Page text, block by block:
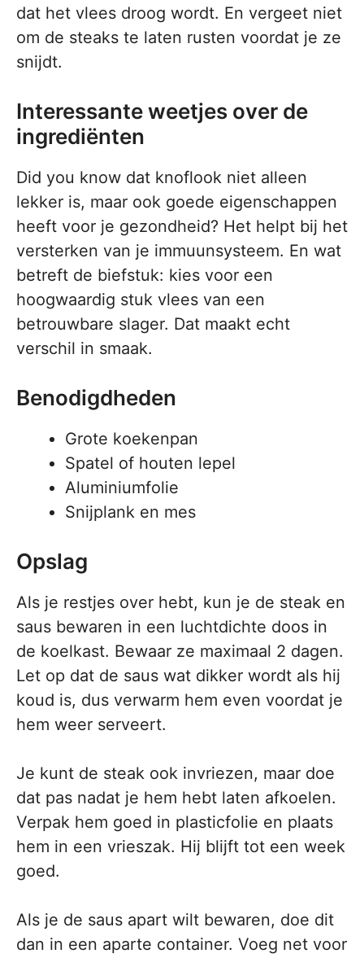
dat het vlees droog wordt. En vergeet niet
om de steaks te laten rusten voordat je ze
snijdt.
Interessante weetjes over de
ingrediënten
Did you know dat knoflook niet alleen
lekker is, maar ook goede eigenschappen
heeft voor je gezondheid? Het helpt bij het
versterken van je immuunsysteem. En wat
betreft de biefstuk: kies voor een
hoogwaardig stuk vlees van een
betrouwbare slager. Dat maakt echt
verschil in smaak.
Benodigdheden
Grote koekenpan
Spatel of houten lepel
Aluminiumfolie
Snijplank en mes
Opslag
Als je restjes over hebt, kun je de steak en
saus bewaren in een luchtdichte doos in
de koelkast. Bewaar ze maximaal 2 dagen.
Let op dat de saus wat dikker wordt als hij
koud is, dus verwarm hem even voordat je
hem weer serveert.
Je kunt de steak ook invriezen, maar doe
dat pas nadat je hem hebt laten afkoelen.
Verpak hem goed in plasticfolie en plaats
hem in een vrieszak. Hij blijft tot een week
goed.
Als je de saus apart wilt bewaren, doe dit
dan in een aparte container. Voeg net voor